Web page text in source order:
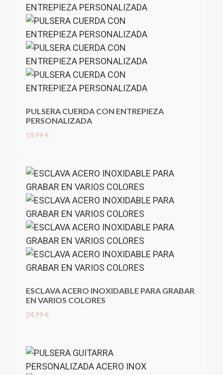
PULSERA CUERDA CON ENTREPIEZA
PERSONALIZADA
18,99 €
ESCLAVA ACERO INOXIDABLE PARA GRABAR
EN VARIOS COLORES
24,99 €